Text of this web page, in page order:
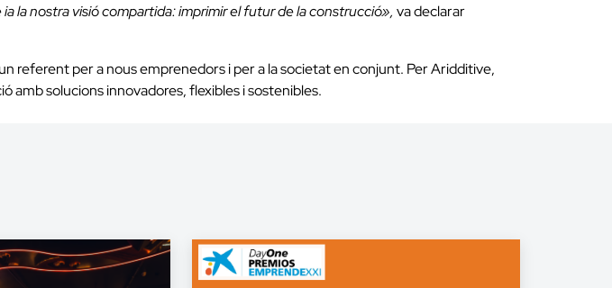
la nostra visió compartida: imprimir el futur de la construcció», va declarar
referent per a nous emprenedors i per a la societat en conjunt. Per Aridditive,
solucions innovadores, flexibles i sostenibles.